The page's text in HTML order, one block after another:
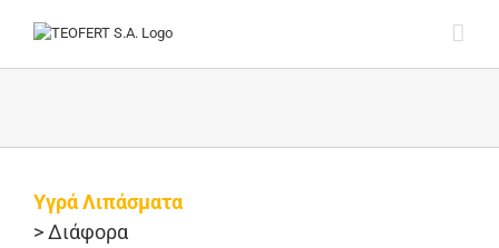
Υγρά Λιπάσματα
> Διάφορα